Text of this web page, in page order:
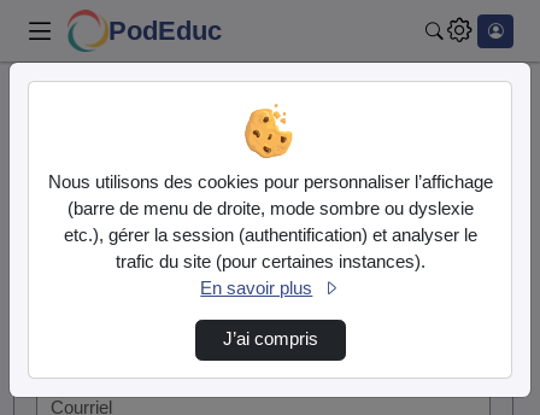
PodEduc
Contactez nous
Votre message
Courriel*
si vous
êtes un
humain en
Nous utilisons des cookies pour personnaliser l’affichage
(barre de menu de droite, mode sombre ou dyslexie
etc.), gérer la session (authentification) et analyser le
trafic du site (pour certaines instances).
En savoir plus
J’ai compris